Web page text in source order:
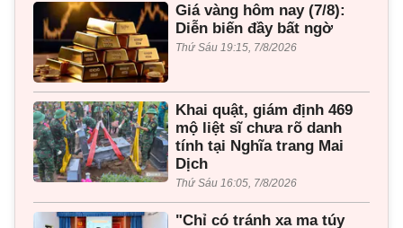
Giá vàng hôm nay (7/8):
Diễn biến đầy bất ngờ
Thứ Sáu 19:15, 7/8/2026
Khai quật, giám định 469
mộ liệt sĩ chưa rõ danh
tính tại Nghĩa trang Mai
Dịch
Thứ Sáu 16:05, 7/8/2026
"Chỉ có tránh xa ma túy